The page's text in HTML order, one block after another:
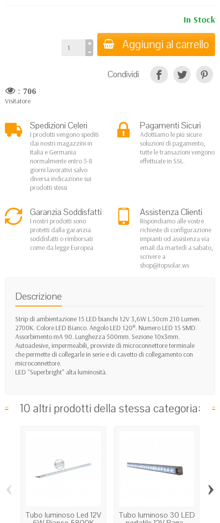
In Stock
Aggiungi al carrello
Condividi
: 706
Visitatore
Spedizioni Celeri
I prodotti vengono spediti
dai nostri magazzini in
Italia e Germania
normalmente entro 5-8
giorni lavorativi salvo
diversa indicazione sui
prodotti stessi
Pagamenti Sicuri
Adottiamo le più sicure
soluzioni di pagamento,
tutte le transazioni vengono
effettuate in SSL.
Garanzia Soddisfatti
I nostri prodotti sono
protetti dalla garanzia
soddisfatti o rimborsati
come da legge Europea
Assistenza Clienti
Rispondiamo alle vostre
richieste di configurazione
impianti od assistenza via
email da martedì a sabato,
scrivere a
shop@topsolar.ws
Descrizione
Strip di ambientazione 15 LED bianchi 12V 3,6W L.50cm 210 Lumen.
2700K. Colore LED Bianco. Angolo LED 120°. Numero LED 15 SMD.
Assorbimento mA 90. Lunghezza 500mm. Sezione 10x3mm.
Autoadesive, impermeabili, provviste di microconnettore terminale
che permette di collegarle in serie e di cavetto di collegamento con
microconnettore.
LED "Superbright" alta luminosità.
10 altri prodotti della stessa categoria:
Tubo luminoso Led 12V Tubo luminoso 30 LED
‹ ›